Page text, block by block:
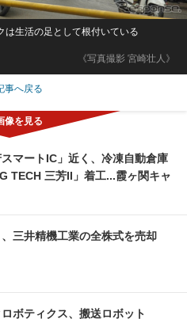
《写真撮影 宮崎壮人》
は生活の足として根付いている
事へ戻る
マートIC」近く、冷凍自動倉庫
TECH 三芳II」着工...霞ヶ関キャ
三井精機工業の全株式を売却
ボティクス、搬送ロボット